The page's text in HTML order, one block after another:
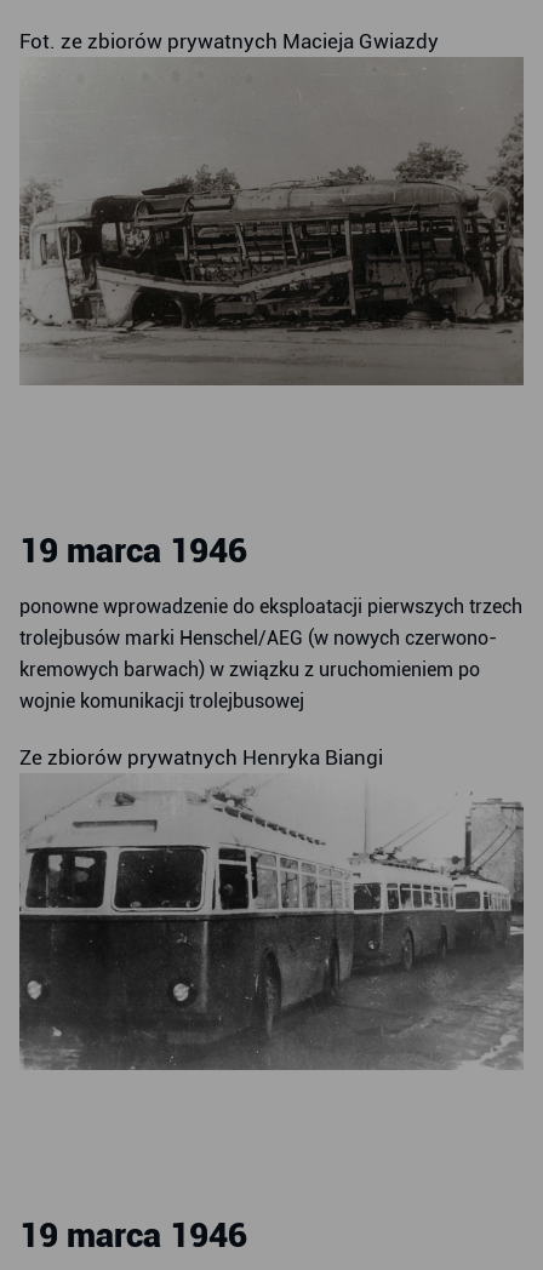
Fot. ze zbiorów prywatnych Macieja Gwiazdy
19 marca 1946
ponowne wprowadzenie do eksploatacji pierwszych trzech
trolejbusów marki Henschel/AEG (w nowych czerwono-
kremowych barwach) w związku z uruchomieniem po
wojnie komunikacji trolejbusowej
Ze zbiorów prywatnych Henryka Biangi
19 marca 1946